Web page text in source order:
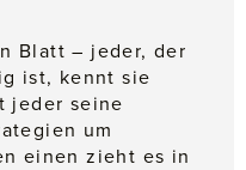
Blatt – jeder, der
ist, kennt sie
jeder seine
um
einen zieht es in